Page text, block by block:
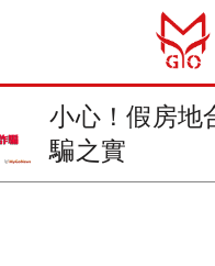
小心！假房地
騙之實